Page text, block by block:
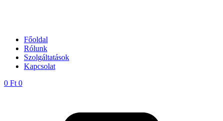
Főoldal
Rólunk
Szolgáltatások
Kapcsolat
0 Ft 0